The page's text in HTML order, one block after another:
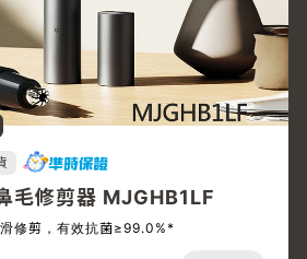
毛修剪器 MJGHB1LF
修剪，有效抗菌≥99.0%*